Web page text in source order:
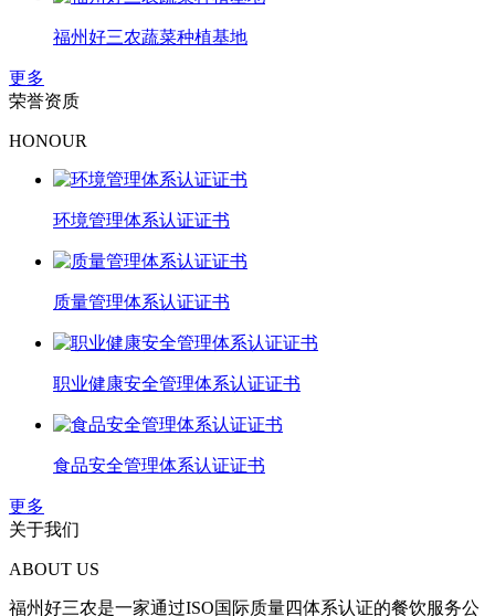
福州好三农蔬菜种植基地
更多
荣誉资质
HONOUR
环境管理体系认证证书
质量管理体系认证证书
职业健康安全管理体系认证证书
食品安全管理体系认证证书
更多
关于我们
ABOUT US
福州好三农是一家通过ISO国际质量四体系认证的餐饮服务公